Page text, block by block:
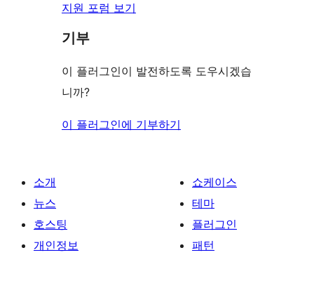
지원 포럼 보기
기부
이 플러그인이 발전하도록 도우시겠습
니까?
이 플러그인에 기부하기
소개
뉴스
호스팅
개인정보
쇼케이스
테마
플러그인
패턴